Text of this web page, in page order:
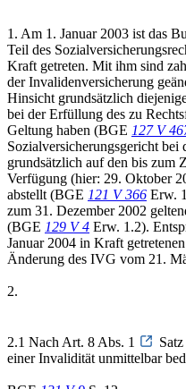
1. Am 1. Januar 2003 ist das
Teil des
Kraft getreten. Mit ihm sind
der Invalidenversicherung
Hinsicht grundsätzlich
bei der Erfüllung des zu
Geltung haben (BGE 127 V
Sozialversicherungsgericht bei
grundsätzlich auf den bis zum
Verfügung (hier: 29. Oktober
abstellt (BGE 121 V 366 Erw.
zum 31. Dezember 2002
(BGE 129 V 4 Erw. 1.2).
Januar 2004 in Kraft
Änderung des IVG vom 21.
2.
2.1 Nach Art. 8 Abs. 1 Satz
einer Invalidität unmittelbar